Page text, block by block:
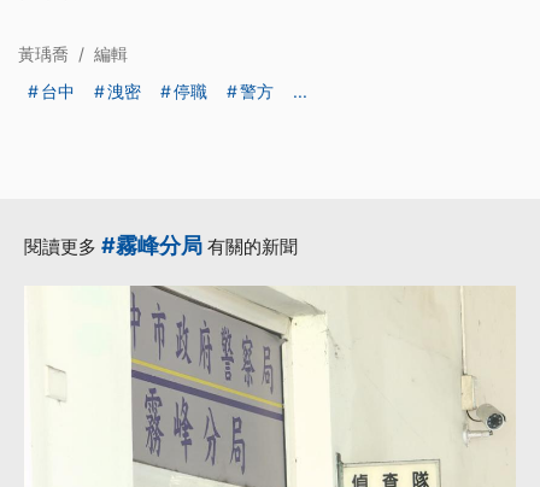
黃瑀喬 / 編輯
台中
洩密 停職 警方 ...
閱讀更多 #霧峰分局 有關的新聞